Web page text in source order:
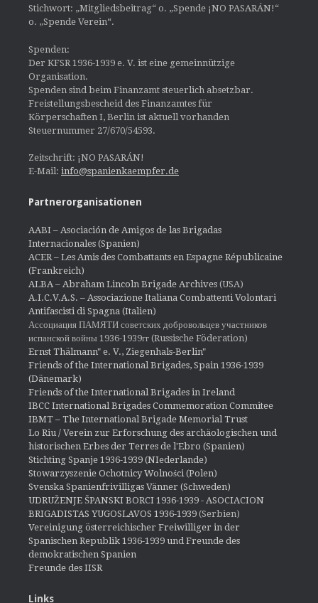
Stichwort: „Mitgliedsbeitrag“ o. „Spende ¡NO PASARÁN!“
o. „Spende Verein“.
Spenden:
Der KFSR 1936-1939 e. V. ist eine gemeinnützige
Organisation.
Spenden sind beim Finanzamt steuerlich absetzbar.
Freistellungsbescheid des Finanzamtes für
Körperschaften I, Berlin ist aktuell vorhanden
Steuernummer 27/670/54593.
Zeitschrift: ¡NO PASARÁN!
E-Mail: info@spanienkaempfer.de
Partnerorganisationen
AABI – Asociación de Amigos de las Brigadas
Internacionales (Spanien)
ACER – Les Amis des Combattants en Espagne Républicaine
(Frankreich)
ALBA – Abraham Lincoln Brigade Archives (USA)
A.I.C.V.A.S. – Associazione Italiana Combattenti Volontari
Antifascisti di Spagna (Italien)
Ассоциация ПАМЯТИ советских добровольцев участников
испанской войны 1936-1939гг (Russische Föderation)
Ernst Thälmann" e. V., Ziegenhals-Berlin"
Friends of the International Brigades, Spain 1936-1939
(Dänemark)
Friends of the International Brigades in Ireland
IBCC International Brigades Commemoration Commitee
IBMT – The International Brigade Memorial Trust
Lo Riu / Verein zur Erforschung des archäologischen und
historischen Erbes der Terres de l'Ebro (Spanien)
Stichting Spanje 1936-1939 (NIederlande)
Stowarzyszenie Ochotnicy Wolności (Polen)
Svenska Spanienfrivilligas Vänner (Schweden)
UDRUŽENJE ŠPANSKI BORCI 1936-1939 - ASOCIACION
BRIGADISTAS YUGOSLAVOS 1936-1939 (Serbien)
Vereinigung österreichischer Freiwilliger in der
Spanischen Republik 1936-1939 und Freunde des
demokratischen Spanien
Freunde des IISR
Links